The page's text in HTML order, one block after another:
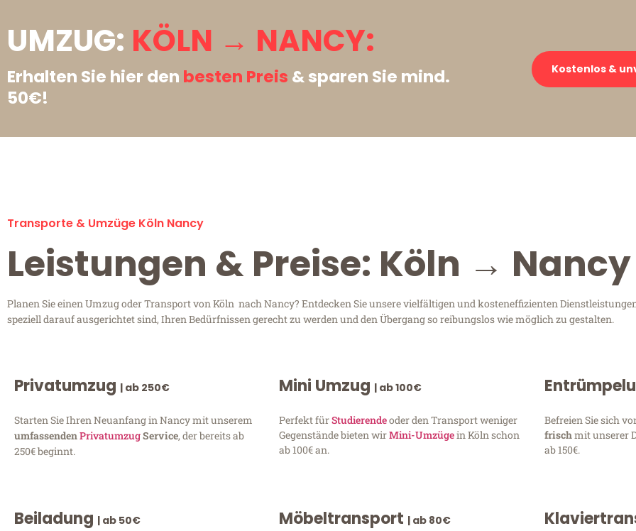
UMZUG: KÖLN → NANCY:
Erhalten Sie hier den besten Preis & sparen Sie mind.
50€!
Kostenlos &
Transporte & Umzüge Köln Nancy
Leistungen & Preise: Köln → Nancy
Planen Sie einen Umzug oder Transport von Köln nach Nancy? Entdecken Sie unsere vielfältigen und kosteneffizienten
speziell darauf ausgerichtet sind, Ihren Bedürfnissen gerecht zu werden und den Übergang so reibungslos wie möglich zu gestalten.
Privatumzug | ab 250€
Starten Sie Ihren Neuanfang in Nancy mit unserem
umfassendenPrivatumzugService, der bereits ab
250€ beginnt.
Mini Umzug | ab 100€
Perfekt fürStudierendeoder den Transport weniger
Gegenstände bieten wirMini-Umzügein Köln schon
ab 100€ an.
Befreien Sie sich
frischmit unserer
ab 150€.
Beiladung | ab 50€ Möbeltransport | ab 80€